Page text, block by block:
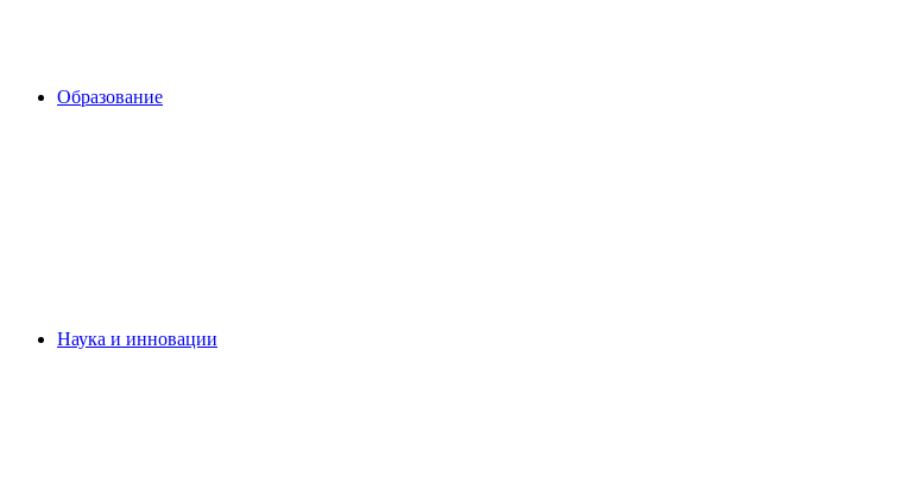
Образование
Наука и инновации